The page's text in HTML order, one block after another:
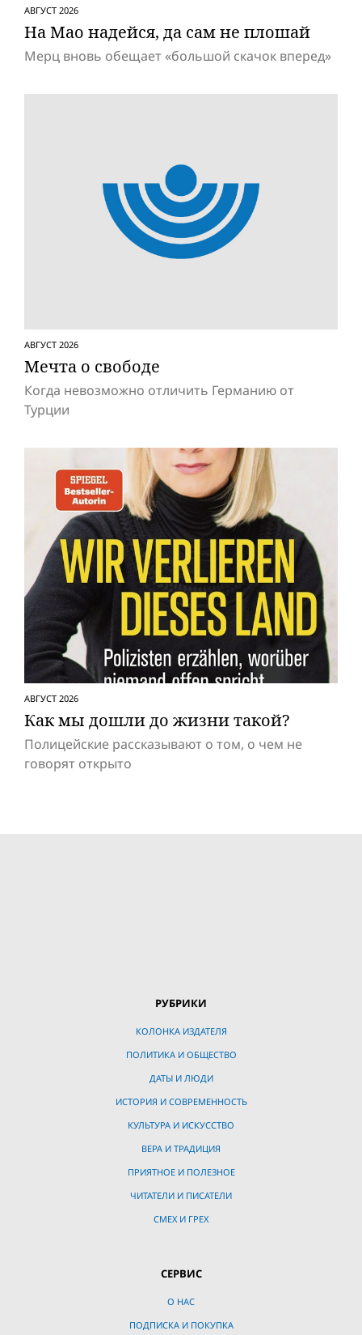
АВГУСТ 2026
На Мао надейся, да сам не плошай
Мерц вновь обещает «большой скачок вперед»
АВГУСТ 2026
Мечта о свободе
Когда невозможно отличить Германию от
Турции
АВГУСТ 2026
Как мы дошли до жизни такой?
Полицейские рассказывают о том, о чем не
говорят открыто
РУБРИКИ
КОЛОНКА ИЗДАТЕЛЯ
ПОЛИТИКА И ОБЩЕСТВО
ДАТЫ И ЛЮДИ
ИСТОРИЯ И СОВРЕМЕННОСТЬ
КУЛЬТУРА И ИСКУССТВО
ВЕРА И ТРАДИЦИЯ
ПРИЯТНОЕ И ПОЛЕЗНОЕ
ЧИТАТЕЛИ И ПИСАТЕЛИ
СМЕХ И ГРЕХ
СЕРВИС
О НАС
ПОДПИСКА И ПОКУПКА